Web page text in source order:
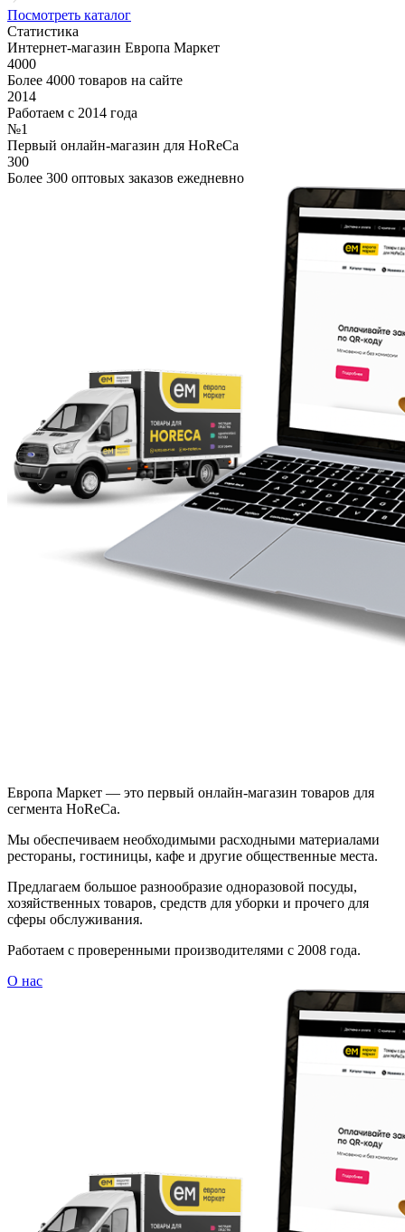
Посмотреть каталог
Статистика
Интернет-магазин Европа Маркет
4000
Более 4000 товаров на сайте
2014
Работаем с 2014 года
№1
Первый онлайн-магазин для HoReCa
300
Более 300 оптовых заказов ежедневно
Европа Маркет — это первый онлайн-магазин товаров для
сегмента HoReCa.
Мы обеспечиваем необходимыми расходными материалами
рестораны, гостиницы, кафе и другие общественные места.
Предлагаем большое разнообразие одноразовой посуды,
хозяйственных товаров, средств для уборки и прочего для
сферы обслуживания.
Работаем с проверенными производителями с 2008 года.
О нас